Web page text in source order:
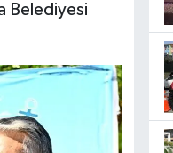
Belediyesi